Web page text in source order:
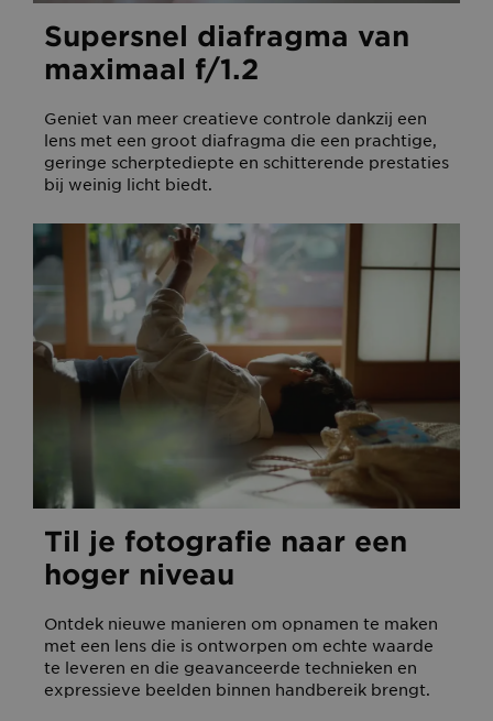
Supersnel diafragma van
maximaal f/1.2
Geniet van meer creatieve controle dankzij een
lens met een groot diafragma die een prachtige,
geringe scherptediepte en schitterende prestaties
bij weinig licht biedt.
Til je fotografie naar een
hoger niveau
Ontdek nieuwe manieren om opnamen te maken
met een lens die is ontworpen om echte waarde
te leveren en die geavanceerde technieken en
expressieve beelden binnen handbereik brengt.